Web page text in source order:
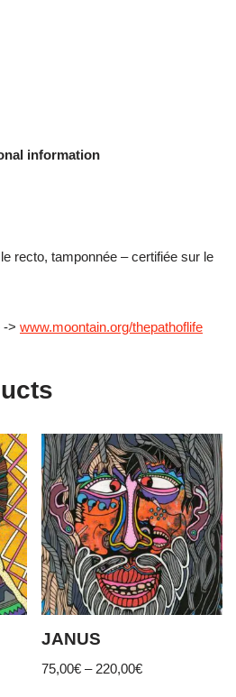
information
recto, tamponnée – certifiée sur le
-> www.moontain.org/thepathoflife
JANUS
75,00€ – 220,00€